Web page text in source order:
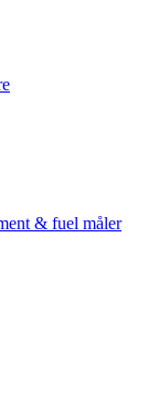
& fuel måler